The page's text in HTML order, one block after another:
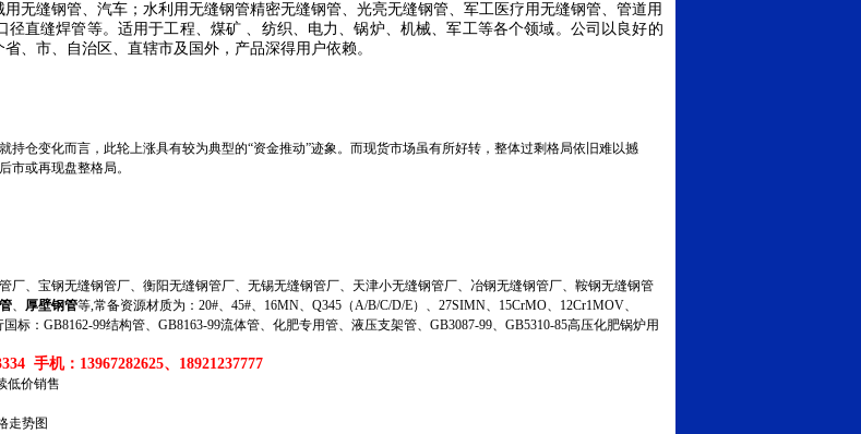
无缝钢管、汽车；水利用无缝钢管精密无缝钢管、光亮无缝钢管、军工医疗用无缝钢管、管道用
径直缝焊管等。适用于工程、煤矿 、纺织、电力、锅炉、机械、军工等各个领域。公司以良好的
省、市、自治区、直辖市及国外，产品深得用户依赖。
仓变化而言，此轮上涨具有较为典型的“资金推动”迹象。而现货市场虽有所好转，整体过剩格局依旧难以撼
市或再现盘整格局。
、宝钢无缝钢管厂、衡阳无缝钢管厂、无锡无缝钢管厂、天津小无缝钢管厂、冶钢无缝钢管厂、鞍钢无缝钢管
、 厚壁钢管等,常备资源材质为：20#、45#、16MN、Q345（A/B/C/D/E）、27SIMN、15CrMO、12Cr1MOV、
标：GB8162-99结构管、GB8163-99流体管、化肥专用管、液压支架管、GB3087-99、GB5310-85高压化肥锅炉用
手机：13967282625、18921237777
低价销售
走势图